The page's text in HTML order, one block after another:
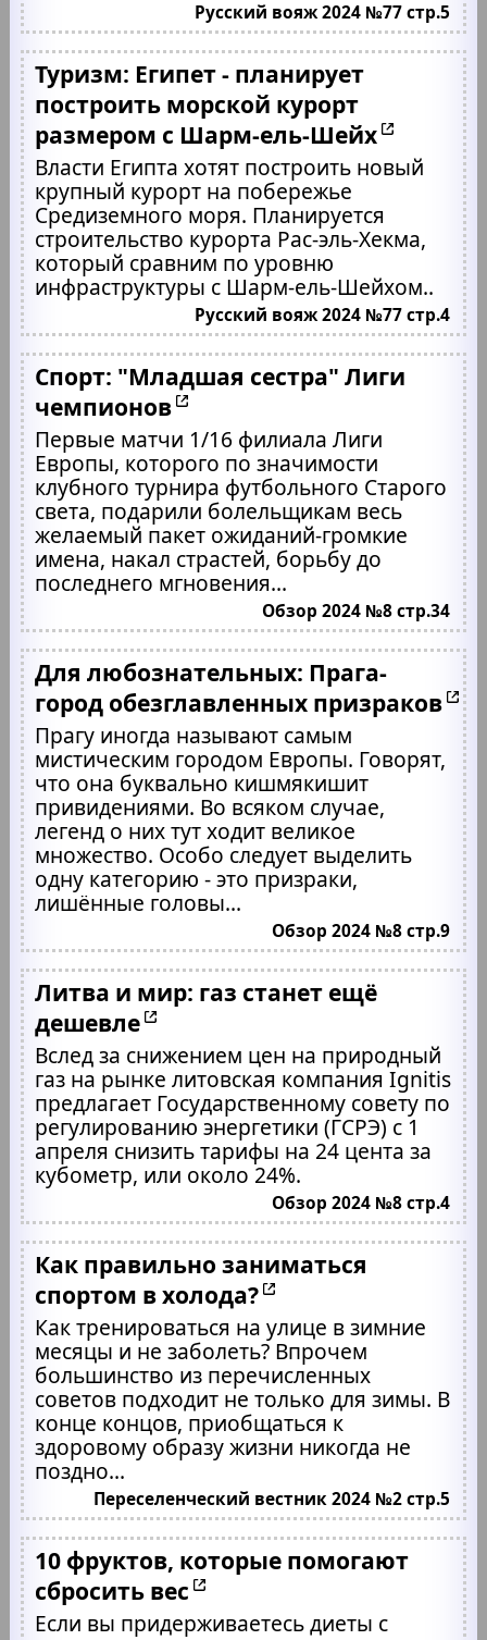
Русский вояж 2024 №77 стр.5
Туризм: Египет - планирует
построить морской курорт
размером с Шарм-ель-Шейх
Власти Египта хотят построить новый
крупный курорт на побережье
Средиземного моря. Планируется
строительство курорта Рас-эль-Хекма,
который сравним по уровню
инфраструктуры с Шарм-ель-Шейхом..
Русский вояж 2024 №77 стр.4
Спорт: "Младшая сестра" Лиги
чемпионов
Первые матчи 1/16 филиала Лиги
Европы, которого по значимости
клубного турнира футбольного Старого
света, подарили болельщикам весь
желаемый пакет ожиданий-громкие
имена, накал страстей, борьбу до
последнего мгновения...
Обзор 2024 №8 стр.34
Для любознательных: Прага-
город обезглавленных призраков
Прагу иногда называют самым
мистическим городом Европы. Говорят,
что она буквально кишмякишит
привидениями. Во всяком случае,
легенд о них тут ходит великое
множество. Особо следует выделить
одну категорию - это призраки,
лишённые головы...
Обзор 2024 №8 стр.9
Литва и мир: газ станет ещё
дешевле
Вслед за снижением цен на природный
газ на рынке литовская компания Іgnitis
предлагает Государственному совету по
регулированию энергетики (ГСРЭ) с 1
апреля снизить тарифы на 24 цента за
кубометр, или около 24%.
Обзор 2024 №8 стр.4
Как правильно заниматься
спортом в холода?
Как тренироваться на улице в зимние
месяцы и не заболеть? Впрочем
большинство из перечисленных
советов подходит не только для зимы. В
конце концов, приобщаться к
здоровому образу жизни никогда не
поздно...
Переселенческий вестник 2024 №2 стр.5
10 фруктов, которые помогают
сбросить вес
Если вы придерживаетесь диеты с